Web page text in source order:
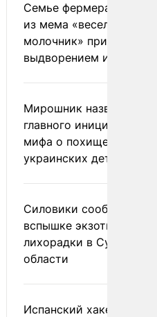
Семье фермера
из мема «веселый
молочник» пригрозили
выдворением из
Мирошник назвал
главного инициатора
мифа о похищении
украинских детей
Силовики сообщили о
вспышке экзотической
лихорадки в Сумской
области
Испанский хакер Хиль